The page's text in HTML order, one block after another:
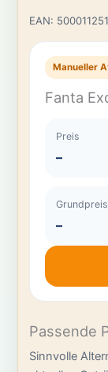
EAN:
Manueller
Fanta
Preis
–
Grundpreis
–
Passende
Sinnvolle